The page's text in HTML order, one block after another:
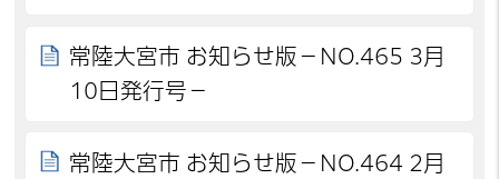
常陸大宮市 お知らせ版－NO.465 3月
10日発行号－
常陸大宮市 お知らせ版－NO.464 2月